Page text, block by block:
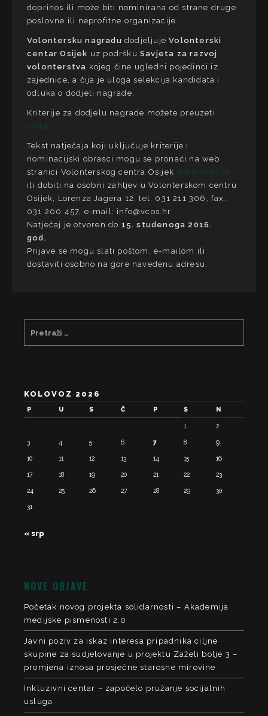
doprinos ili može biti nominirana od strane druge
poslovne ili neprofitne organizacije.
Volontersku nagradu dodjeljujeVolonterski
centar Osijek uz podrškuSavjeta za razvoj
volonterstva kojeg čine ugledni pojedinci iz
zajednice, a čija je uloga selekcija kandidata i
odluka o dodjeli nagrade.
Kriterije za dodjelu nagrade možete preuzeti
ovdje.
Tekst natječaja koji uključuje kriterije i
nominacijski obrasci mogu se pronaći na web
stranici Volonterskog centra Osijek www.vcos.hr
ili dobiti na osobni zahtjev u Volonterskom centru
Osijek, Lorenza Jagera 12, tel. 031 211 306, fax.
031 200 457, e-mail: info@vcos.hr
Natječaj je otvoren do 15. studenoga 2016.
god.
Prijave se mogu slati poštom, e-mailom ili
dostaviti osobno na gore navedenu adresu.
KOLOVOZ 2026
P U S Č P S N
1 2
3 4 5 6 7 8 9
10 11 12 13 14 15 16
17 18 19 20 21 22 23
24 25 26 27 28 29 30
31
« srp
NOVE OBJAVE
Početak novog projekta solidarnosti – Akademija
medijske pismenosti 2.0
Javni poziv za iskaz interesa pripadnika ciljne
skupine za sudjelovanje u projektu Zaželi bolje 3 –
promjena iznosa prosječne starosne mirovine
Inkluzivni centar – započelo pružanje socijalnih
usluga